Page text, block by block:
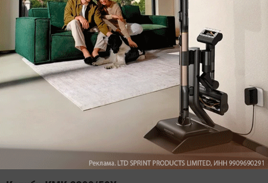
используемого инструмента. При этом здесь стоит
предохранительный клапан, который сбрасывает
давление при достижении критического
показателя, тем самым препятствуя повреждению
рабочего оборудования. Помимо прочего имеется
система защиты от перегрева: если двигатель
нагреется до определенной (указано в паспорте
устройства) высокой температуры, то
автоматически отключится. Катать устройство по
объекту несложно, так как весит оно 32 кг.